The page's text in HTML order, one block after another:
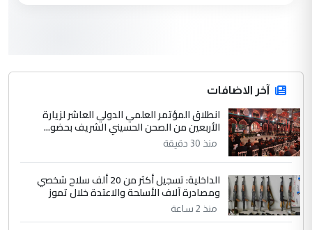
التعليق : قرار مستعجل جدا ولامصلحة فيه
للوزاره ولا للمواطن القرار الصائب يكون بعد
الاستماع للمدير ومغرفة ...
الموضوع :
وزير الصحة يعفي مدير مستشفى الكرخ
العام في بغداد
4 سردار
التعليق : واحد من عصابة علي ماما يسقط
جنسية الرافد الثالث للعراق ومن اصول عريقة
آخر الاضافات
انطلاق المؤتمر العلمي الدولي العاشر لزيارة
الأربعين من الصحن الحسيني الشريف بحضو...
منذ 30 دقيقة
الداخلية: تسجيل أكثر من 20 ألف سلاح شخصي
ومصادرة آلاف الأسلحة والاعتدة خلال تموز
منذ 2 ساعة